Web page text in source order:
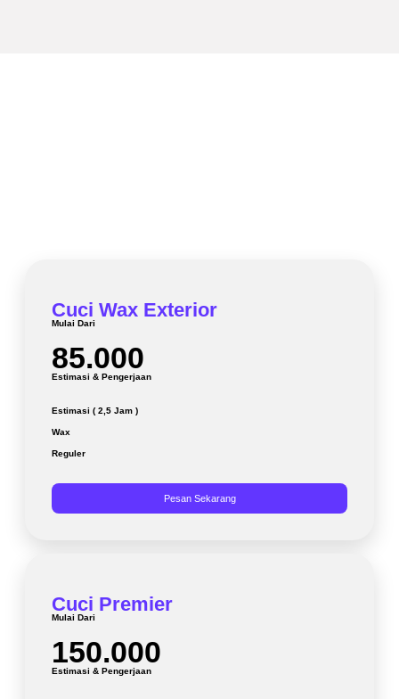
Cuci Wax Exterior
Mulai Dari
85.000
Estimasi & Pengerjaan
Estimasi ( 2,5 Jam )
Wax
Reguler
Pesan Sekarang
Cuci Premier
Mulai Dari
150.000
Estimasi & Pengerjaan